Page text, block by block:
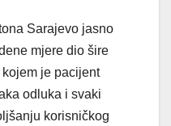
Sarajevo jasno
mjere dio šire
je pacijent
odluka i svaki
korisničkog